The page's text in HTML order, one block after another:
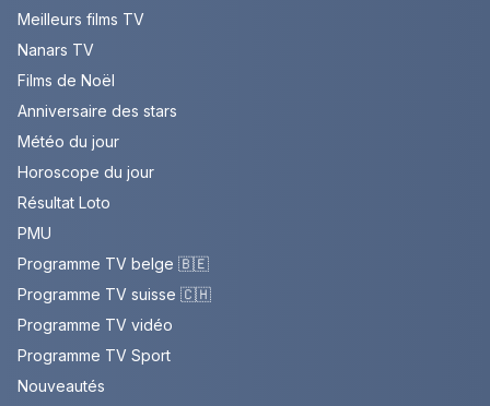
Meilleurs films TV
Nanars TV
Films de Noël
Anniversaire des stars
Météo du jour
Horoscope du jour
Résultat Loto
PMU
Programme TV belge 🇧🇪
Programme TV suisse 🇨🇭
Programme TV vidéo
Programme TV Sport
Nouveautés